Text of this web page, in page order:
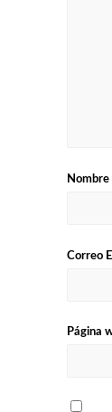
Nombre
Correo
Página